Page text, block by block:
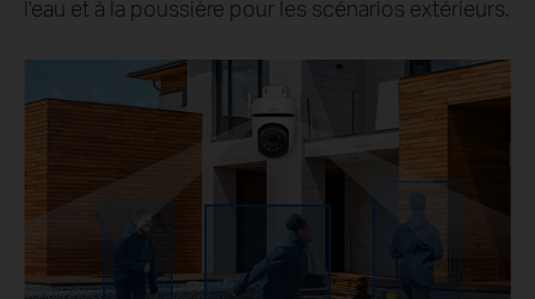
l'eau et à la poussière pour les scénarios extérieurs.